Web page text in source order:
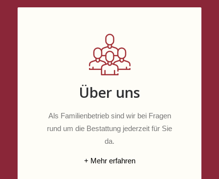
Über uns
Als Familienbetrieb sind wir bei Fragen
rund um die Bestattung jederzeit für Sie
da.
+ Mehr erfahren